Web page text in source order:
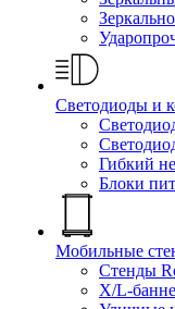
Светодиоды и
Гибкий
Блоки
Мобильные
Стенды
X/L-